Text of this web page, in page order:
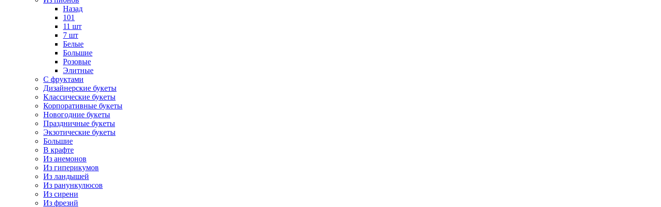
Назад
101
11 шт
7 шт
Белые
Большие
Розовые
Элитные
С фруктами
Дизайнерские букеты
Классические букеты
Корпоративные букеты
Новогодние букеты
Праздничные букеты
Экзотические букеты
Большие
В крафте
Из анемонов
Из гиперикумов
Из ландышей
Из ранункулюсов
Из сирени
Из фрезий